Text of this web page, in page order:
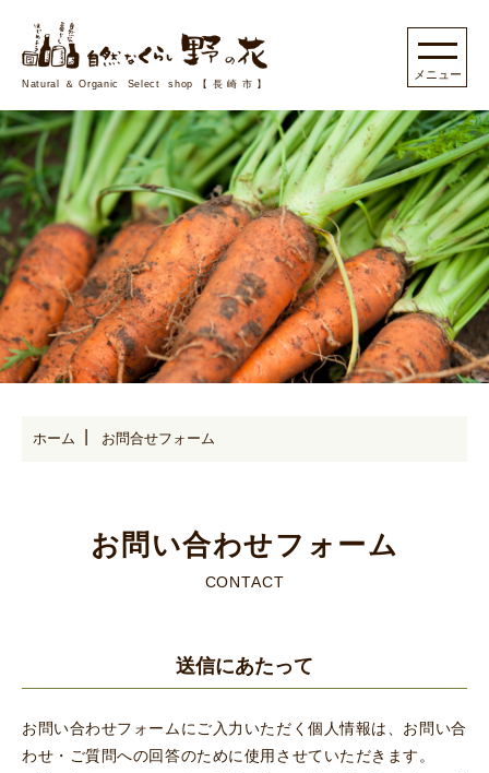
Natural＆Organic Select shop【長崎市】
ホーム お問合せフォーム
お問い合わせフォーム
CONTACT
送信にあたって
お問い合わせフォームにご入力いただく個人情報は、お問い合
わせ・ご質問への回答のために使用させていただきます。